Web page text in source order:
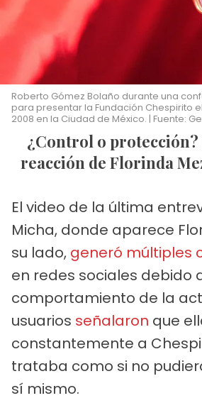
Roberto Gómez Bolaño durante una
para presentar la Fundación Chespirito
2008 en la Ciudad de México. | Fuente:
¿Control o protección? La polémica
reacción de Florinda
El video de la última
Micha, donde aparece
su lado, generó múltiples
en redes sociales debido
comportamiento de la
usuarios señalaron que
constantemente a
trataba como si no
sí mismo.